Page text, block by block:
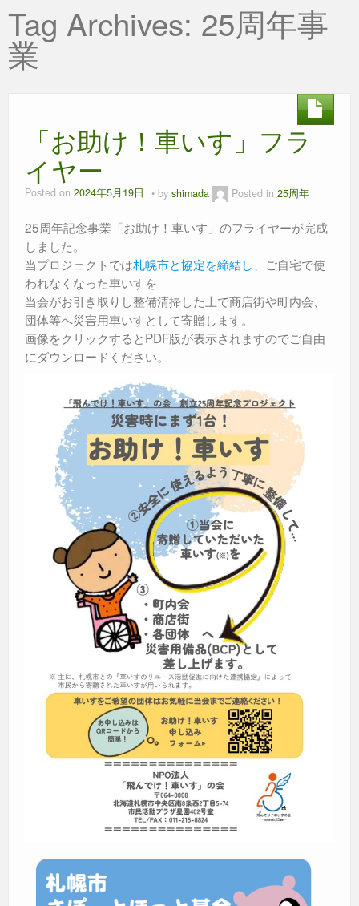
参加する
私たちの活動
Tag Archives: 25周年事
業
「お助け！車いす」フラ
イヤー
Posted on 2024年5月19日 by shimada Posted in 25周年
25周年記念事業「お助け！車いす」のフライヤーが完成
しました。
当プロジェクトでは札幌市と協定を締結し、 ご自宅で使
われなくなった車いすを
当会がお引き取りし整備清掃した上で商店街や町内会、
団体等へ災害用車いすとして寄贈します。
画像をクリックするとPDF版が表示されますのでご自由
にダウンロードください。